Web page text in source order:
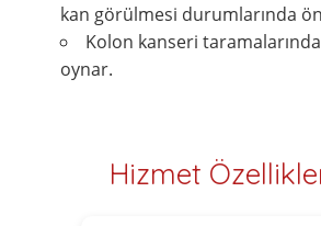
kan görülmesi durumlarında
Kolon kanseri
oynar.
Hizmet